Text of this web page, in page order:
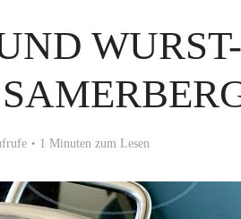
WURST-
1 Minuten zum Lesen